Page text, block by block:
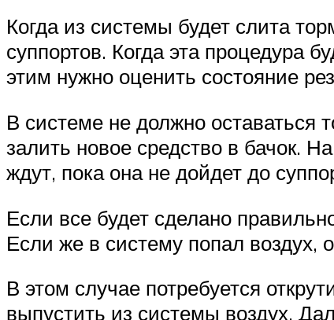
Когда из системы будет слита
суппортов. Когда эта процедура
этим нужно оценить состояние
В системе не должно оставаться
залить новое средство в бачок.
ждут, пока она не дойдет до
Если все будет сделано
Если же в систему попал воздух,
В этом случае потребуется
выпустить из системы воздух.